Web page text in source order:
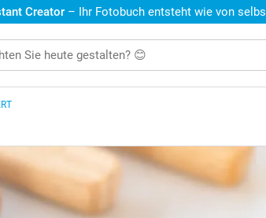
Creator – Ihr Fotobuch entsteht wie von